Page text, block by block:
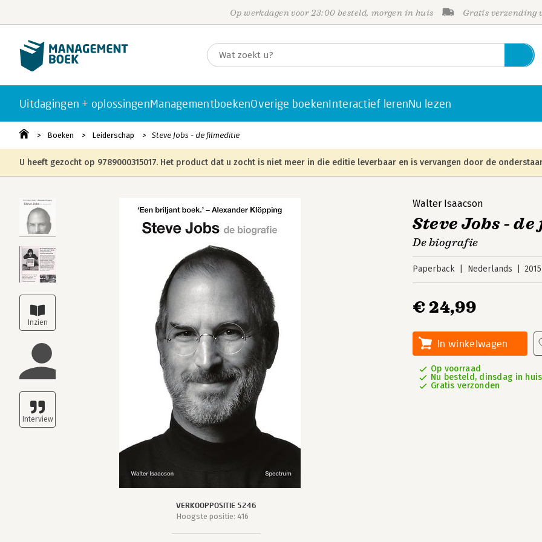
Op werkdagen voor 23:00 besteld, morgen in huis Gratis verzending
Uitdagingen + oplossingenManagementboekenOverige boekenInteractief lerenNu lezen
Boeken Leiderschap Steve Jobs - de filmeditie
U heeft gezocht op 9789000315017. Het product dat u zocht is niet meer in die editie leverbaar en is vervangen door de
VERKOOPPOSITIE 5246
Hoogste positie: 416
Walter Isaacson
Steve Jobs -
De biografie
Paperback Nederlands 2015
€ 24,99
In winkelwagen
Op voorraad
Nu besteld, dinsdag in huis
Gratis verzonden